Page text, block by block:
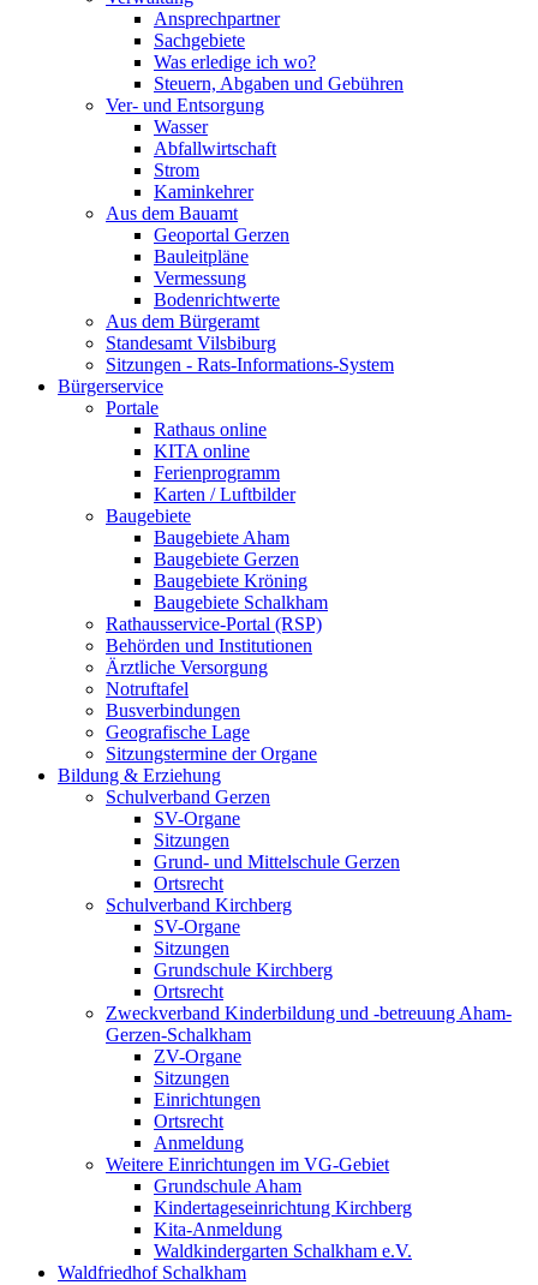
Ansprechpartner
Sachgebiete
Was erledige ich wo?
Steuern, Abgaben und Gebühren
Ver- und Entsorgung
Wasser
Abfallwirtschaft
Strom
Kaminkehrer
Aus dem Bauamt
Geoportal Gerzen
Bauleitpläne
Vermessung
Bodenrichtwerte
Aus dem Bürgeramt
Standesamt Vilsbiburg
Sitzungen - Rats-Informations-System
Bürgerservice
Portale
Rathaus online
KITA online
Ferienprogramm
Karten / Luftbilder
Baugebiete
Baugebiete Aham
Baugebiete Gerzen
Baugebiete Kröning
Baugebiete Schalkham
Rathausservice-Portal (RSP)
Behörden und Institutionen
Ärztliche Versorgung
Notruftafel
Busverbindungen
Geografische Lage
Sitzungstermine der Organe
Bildung & Erziehung
Schulverband Gerzen
SV-Organe
Sitzungen
Grund- und Mittelschule Gerzen
Ortsrecht
Schulverband Kirchberg
SV-Organe
Sitzungen
Grundschule Kirchberg
Ortsrecht
Zweckverband Kinderbildung und -betreuung Aham-
Gerzen-Schalkham
ZV-Organe
Sitzungen
Einrichtungen
Ortsrecht
Anmeldung
Weitere Einrichtungen im VG-Gebiet
Grundschule Aham
Kindertageseinrichtung Kirchberg
Kita-Anmeldung
Waldkindergarten Schalkham e.V.
Waldfriedhof Schalkham